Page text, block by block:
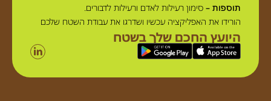
תוספות – סימון רעילות לאדם ורעילות לדבורים.
הורידו את האפליקציה עכשיו ושדרגו את עבודת השטח שלכם
היועץ החכם שלך בשטח